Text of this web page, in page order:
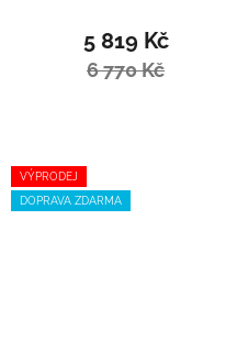
5 819 Kč
6 770 Kč
VÝPRODEJ
DOPRAVA ZDARMA